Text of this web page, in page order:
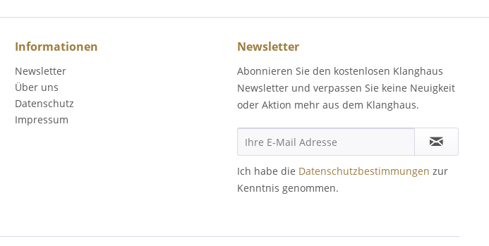
Informationen
Newsletter
Über uns
Datenschutz
Impressum
Newsletter
Abonnieren Sie den kostenlosen Klanghaus
Newsletter und verpassen Sie keine Neuigkeit
oder Aktion mehr aus dem Klanghaus.
Ich habe die Datenschutzbestimmungen zur
Kenntnis genommen.